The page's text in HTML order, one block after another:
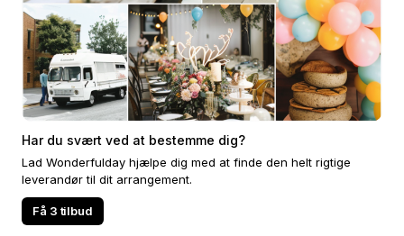
Har du svært ved at bestemme dig?
Lad Wonderfulday hjælpe dig med at finde den helt rigtige
leverandør til dit arrangement.
Få 3 tilbud